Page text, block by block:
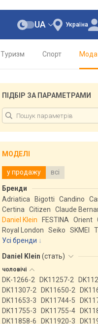
Україна
UA
Туризм Спорт Мода
ПІДБІР ЗА ПАРАМЕТРАМИ
МОДЕЛІ
у продажу всі
Бренди
Adriatica
Bigotti Candino
Certina
Citizen
Claude
Daniel Klein
FESTINA Orient
Royal London
Seiko SKMEI
Усі бренди
Daniel Klein (стать)
чоловічі
DK-1266-2 DK11257-2
DK11307-2
DK11650-2
DK11653-3
DK11744-5
DK11755-3
DK11755-4
DK11858-6
DK11920-3